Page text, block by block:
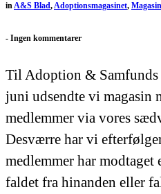
inA&S Blad,Adoptionsmagasinet,
- Ingen kommentarer
Til Adoption & Samfunds
juni udsendte vi magasin
medlemmer via vores
Desværre har vi
medlemmer har modtaget
faldet fra hinanden eller